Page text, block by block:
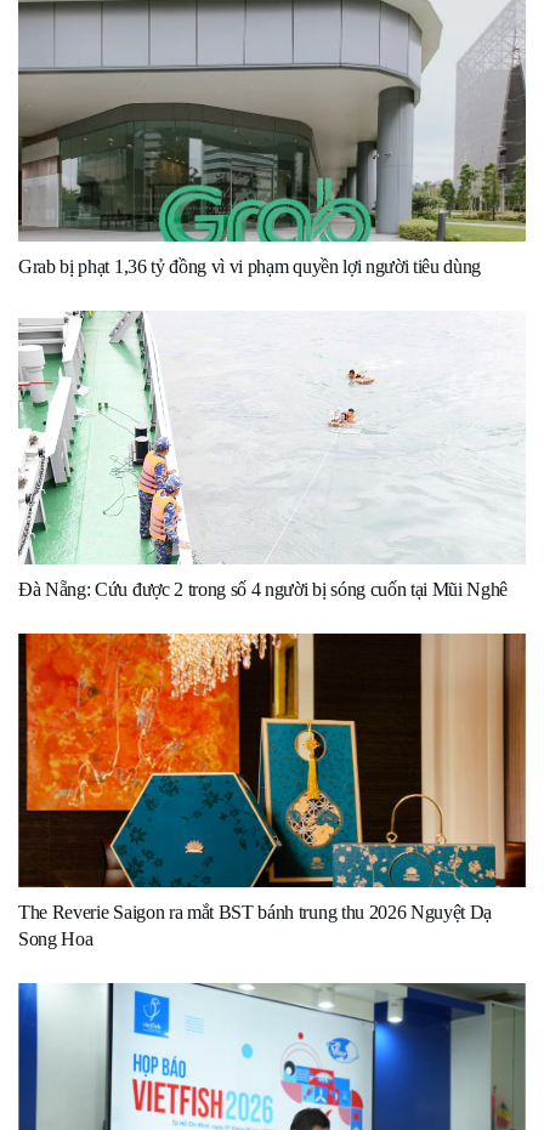
Grab bị phạt 1,36 tỷ đồng vì vi phạm quyền lợi người tiêu dùng
Đà Nẵng: Cứu được 2 trong số 4 người bị sóng cuốn tại Mũi Nghê
The Reverie Saigon ra mắt BST bánh trung thu 2026 Nguyệt Dạ
Song Hoa